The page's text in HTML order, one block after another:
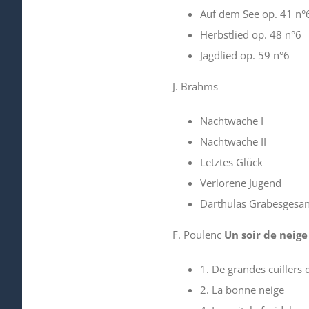
Auf dem See op. 41
Herbstlied op. 48 n°6
Jagdlied op. 59 n°6
J. Brahms
Nachtwache I
Nachtwache II
Letztes Glück
Verlorene Jugend
Darthulas
F. Poulenc Un soir de neige
1. De grandes cuillers
2. La bonne neige